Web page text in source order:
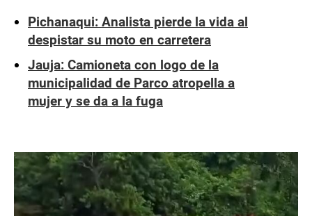
Pichanaqui: Analista pierde la vida al
despistar su moto en carretera
Jauja: Camioneta con logo de la
municipalidad de Parco atropella a
mujer y se da a la fuga